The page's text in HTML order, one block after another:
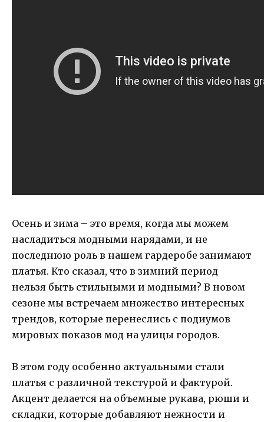
Осень и зима – это время, когда мы можем
насладиться модными нарядами, и не
последнюю роль в нашем гардеробе занимают
платья. Кто сказал, что в зимний период
нельзя быть стильными и модными? В новом
сезоне мы встречаем множество интересных
трендов, которые перенеслись с подиумов
мировых показов мод на улицы городов.
В этом году особенно актуальными стали
платья с различной текстурой и фактурой.
Акцент делается на объемные рукава, рюши и
складки, которые добавляют нежности и